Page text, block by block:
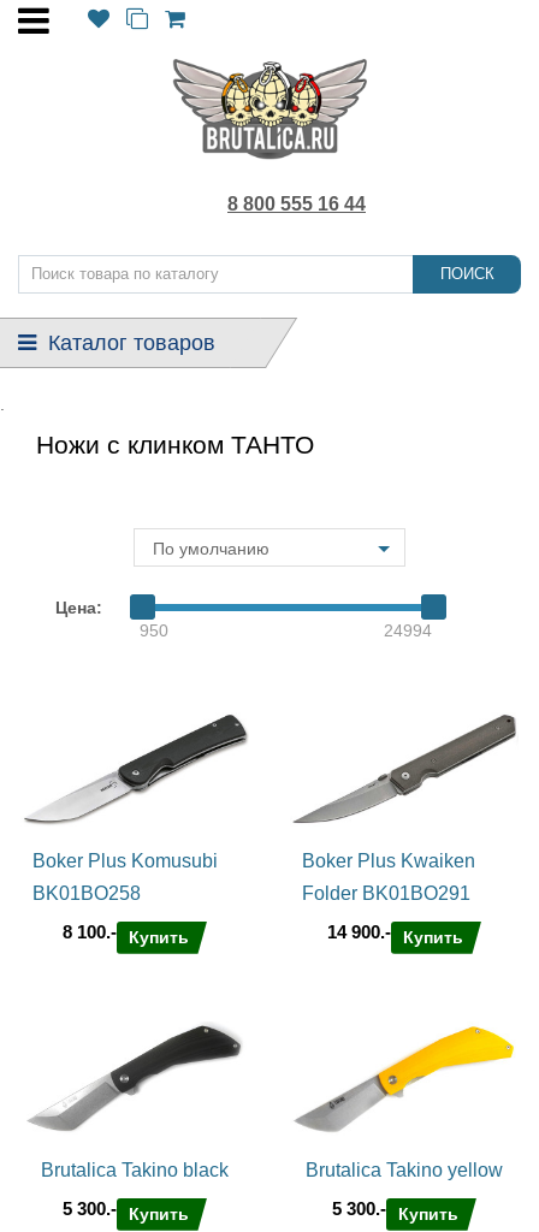
8 800 555 16 44
ПОИСК
Каталог товаров
Ножи с клинком ТАНТО
По умолчанию
Цена:
950
24994
Boker Plus Komusubi
BK01BO258
8 100.-
Купить
Boker Plus Kwaiken
Folder BK01BO291
14 900.-
Купить
Brutalica Takino black
5 300.-
Купить
Brutalica Takino yellow
5 300.-
Купить